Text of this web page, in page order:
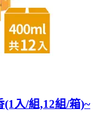
入/組,12組/箱)~